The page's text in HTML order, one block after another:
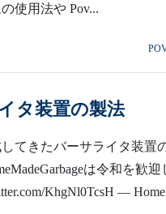
使用法や Pov...
タ装置の製法
てきたバーサライタ装置
は令和を歓
KhgNl0TcsH —